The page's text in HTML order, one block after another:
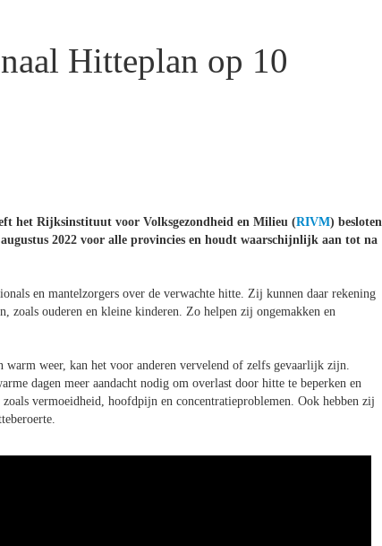
Hitteplan op 10
het Rijksinstituut voor Volksgezondheid en Milieu (RIVM) besloten
2022 voor alle provincies en houdt waarschijnlijk aan tot na
en mantelzorgers over de verwachte hitte. Zij kunnen daar rekening
zoals ouderen en kleine kinderen. Zo helpen zij ongemakken en
warm weer, kan het voor anderen vervelend of zelfs gevaarlijk zijn.
dagen meer aandacht nodig om overlast door hitte te beperken en
vermoeidheid, hoofdpijn en concentratieproblemen. Ook hebben zij